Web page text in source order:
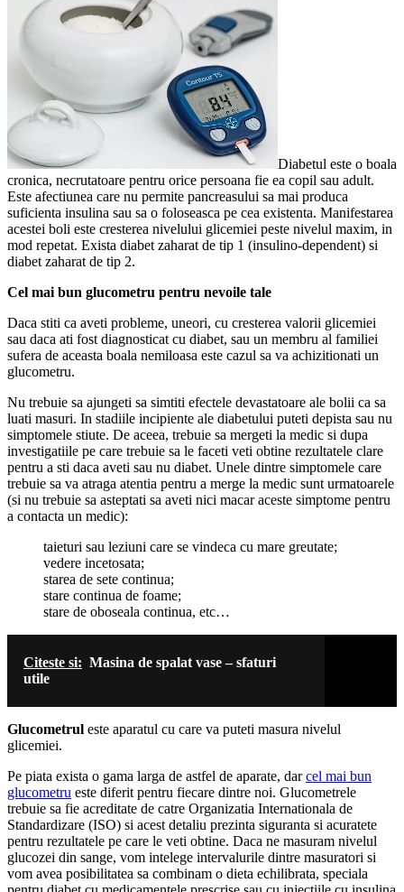
Diabetul este o boala
cronica, necrutatoare pentru orice persoana fie ea copil sau adult.
Este afectiunea care nu permite pancreasului sa mai produca
suficienta insulina sau sa o foloseasca pe cea existenta. Manifestarea
acestei boli este cresterea nivelului glicemiei peste nivelul maxim, in
mod repetat. Exista diabet zaharat de tip 1 (insulino-dependent) si
diabet zaharat de tip 2.
Cel mai bun glucometru pentru nevoile tale
Daca stiti ca aveti probleme, uneori, cu cresterea valorii glicemiei
sau daca ati fost diagnosticat cu diabet, sau un membru al familiei
sufera de aceasta boala nemiloasa este cazul sa va achizitionati un
glucometru.
Nu trebuie sa ajungeti sa simtiti efectele devastatoare ale bolii ca sa
luati masuri. In stadiile incipiente ale diabetului puteti depista sau nu
simptomele stiute. De aceea, trebuie sa mergeti la medic si dupa
investigatiile pe care trebuie sa le faceti veti obtine rezultatele clare
pentru a sti daca aveti sau nu diabet. Unele dintre simptomele care
trebuie sa va atraga atentia pentru a merge la medic sunt urmatoarele
(si nu trebuie sa asteptati sa aveti nici macar aceste simptome pentru
a contacta un medic):
taieturi sau leziuni care se vindeca cu mare greutate;
vedere incetosata;
starea de sete continua;
stare continua de foame;
stare de oboseala continua, etc…
Citeste si: Masina de spalat vase – sfaturi
utile
Glucometrul este aparatul cu care va puteti masura nivelul
glicemiei.
Pe piata exista o gama larga de astfel de aparate, darcel mai bun
glucometru este diferit pentru fiecare dintre noi. Glucometrele
trebuie sa fie acreditate de catre Organizatia Internationala de
Standardizare (ISO) si acest detaliu prezinta siguranta si acuratete
pentru rezultatele pe care le veti obtine. Daca ne masuram nivelul
glucozei din sange, vom intelege intervalurile dintre masuratori si
vom avea posibilitatea sa combinam o dieta echilibrata, speciala